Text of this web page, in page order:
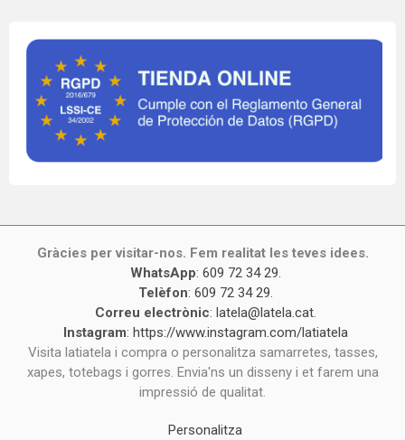
Gràcies per visitar-nos. Fem realitat les teves idees.
WhatsApp: 609 72 34 29.
Telèfon: 609 72 34 29.
Correu electrònic: latela@latela.cat.
Instagram: https://www.instagram.com/latiatela
Visita latiatela i compra o personalitza samarretes, tasses,
xapes, totebags i gorres. Envia'ns un disseny i et farem una
impressió de qualitat.
Personalitza